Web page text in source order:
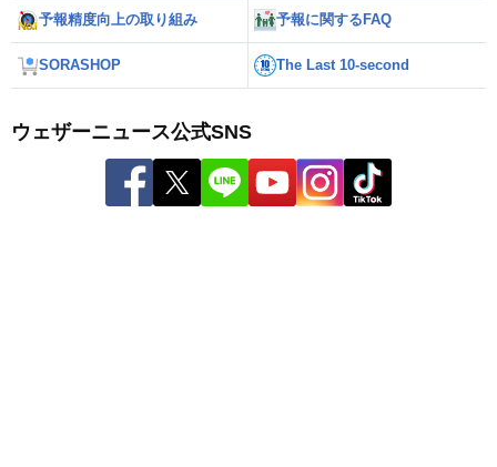
予報精度向上の取り組み 予報に関するFAQ
SORASHOP The Last 10-second
ウェザーニュース公式SNS